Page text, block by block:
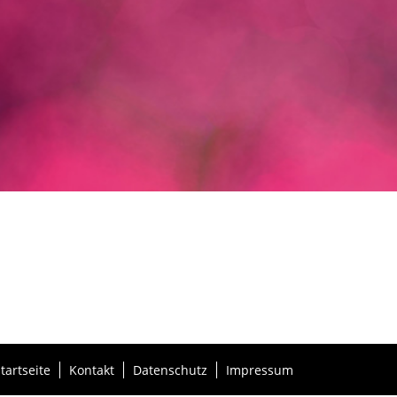
Kontakt Datenschutz Impressum